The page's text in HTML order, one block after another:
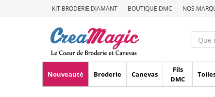
KIT BRODERIE DIAMANT BOUTIQUE DMC NOS
Nouveauté Broderie Canevas
Fils
DMC